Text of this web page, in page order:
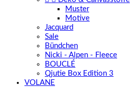
Muster
Motive
Jacquard
Sale
Bündchen
Nicki - Alpen - Fleece
BOUCLÉ
Qjutie Box Edition 3
VOLANE